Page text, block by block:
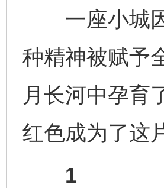
一座小城因
种精神被赋予
月长河中孕育
红色成为了这
1